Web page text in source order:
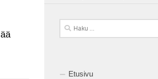
Haku:
Etusivu